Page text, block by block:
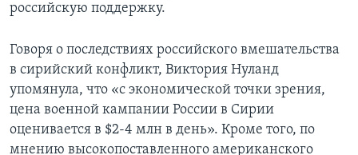
российскую поддержку.
Говоря о последствиях российского вмешательства
в сирийский конфликт, Виктория Нуланд
упомянула, что «с экономической точки зрения,
цена военной кампании России в Сирии
оценивается в $2-4 млн в день». Кроме того, по
мнению высокопоставленного американского